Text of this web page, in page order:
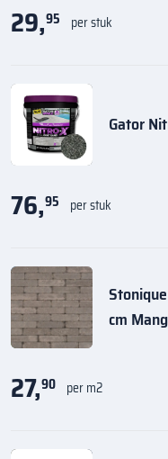
29,95 per stuk
Gator
76,95 per stuk
cm
27,90 per m2